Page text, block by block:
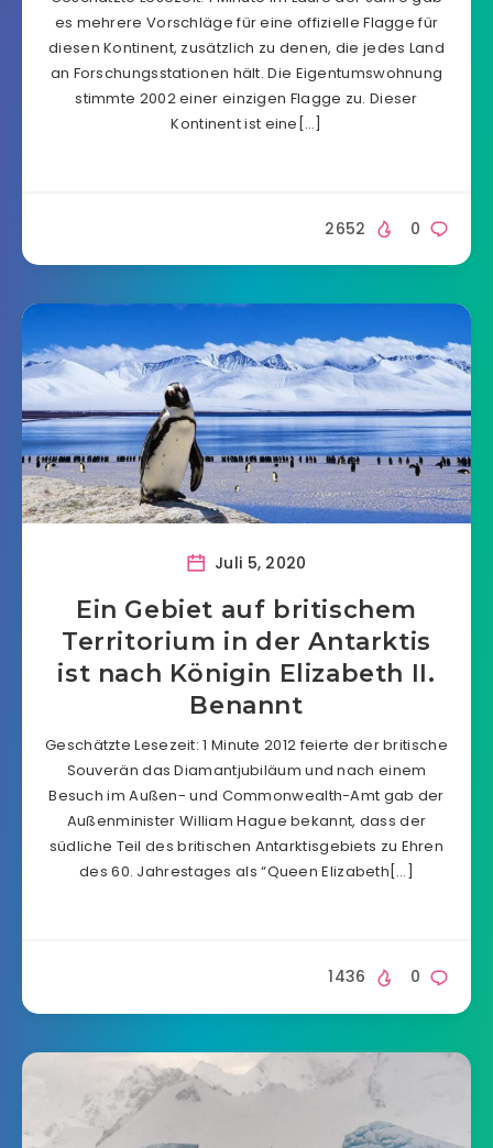
es mehrere Vorschläge für eine offizielle Flagge für
diesen Kontinent, zusätzlich zu denen, die jedes Land
an Forschungsstationen hält. Die Eigentumswohnung
stimmte 2002 einer einzigen Flagge zu. Dieser
Kontinent ist eine[…]
0
2652
Juli 5, 2020
Ein Gebiet auf britischem
Territorium in der Antarktis
ist nach Königin Elizabeth II.
Benannt
Geschätzte Lesezeit: 1 Minute 2012 feierte der britische
Souverän das Diamantjubiläum und nach einem
Besuch im Außen- und Commonwealth-Amt gab der
Außenminister William Hague bekannt, dass der
südliche Teil des britischen Antarktisgebiets zu Ehren
des 60. Jahrestages als “Queen Elizabeth[…]
0
1436